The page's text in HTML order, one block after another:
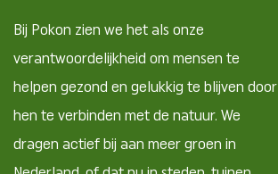
Bij Pokon zien we het als onze
verantwoordelijkheid om mensen te
helpen gezond en gelukkig te blijven door
hen te verbinden met de natuur. We
dragen actief bij aan meer groen in